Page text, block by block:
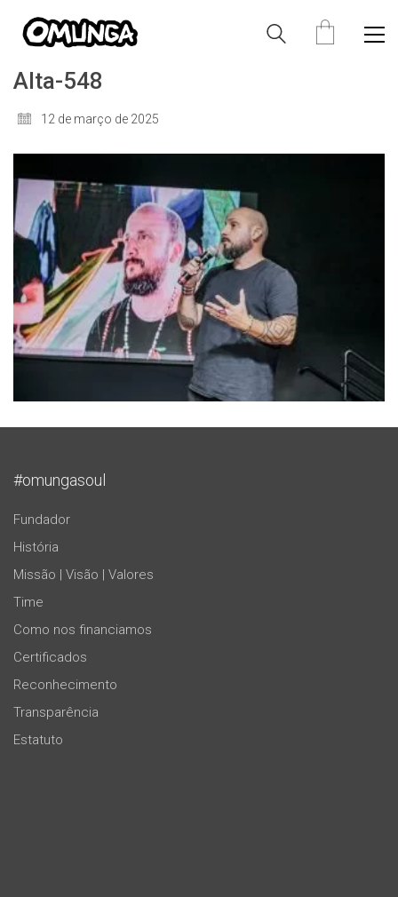
Alta-548
12 de março de 2025
#omungasoul
Fundador
História
Missão | Visão | Valores
Time
Como nos financiamos
Certificados
Reconhecimento
Transparência
Estatuto